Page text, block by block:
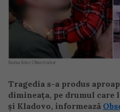
Sursa foto: Observator
Tragedia s-a produs
dimineața, pe drumul
și Kladovo, informează